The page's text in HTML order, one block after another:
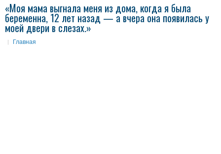
«Моя мама выгнала меня из дома, когда я была
беременна, 12 лет назад — а вчера она появилась у
моей двери в слезах.»
Главная